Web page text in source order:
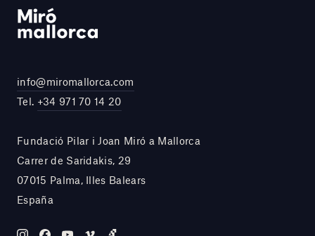
info@miromallorca.com
Tel. +34 971 70 14 20
Fundació Pilar i Joan Miró a Mallorca
Carrer de Saridakis, 29
07015 Palma, Illes Balears
España